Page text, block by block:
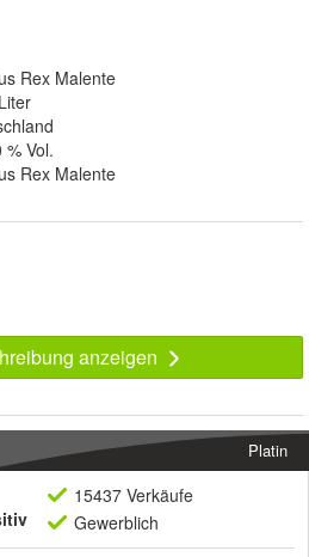
Rex Malente
% Vol.
Rex Malente
anzeigen
Platin
15437 Verkäufe
Gewerblich